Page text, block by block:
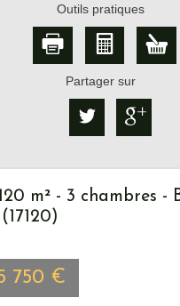
Outils pratiques
Partager sur
m² - 3 chambres -
750 €